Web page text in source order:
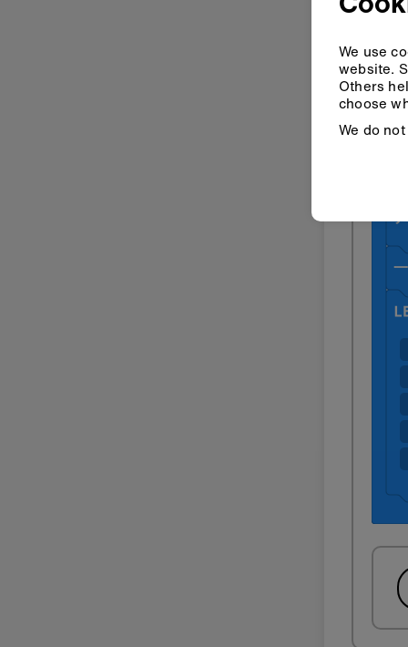
We use
website.
Others
choose
We do